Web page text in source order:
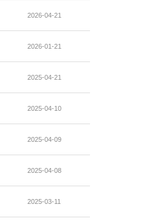
2026-04-21
2026-01-21
2025-04-21
2025-04-10
2025-04-09
2025-04-08
2025-03-11